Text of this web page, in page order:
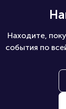
Находите,
события по